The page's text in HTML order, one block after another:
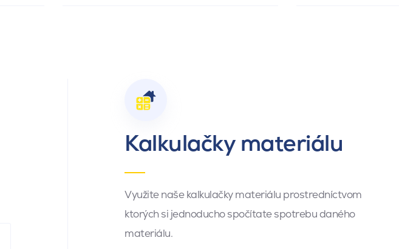
Kalkulačky materiálu
Využite naše kalkulačky materiálu prostredníctvom
ktorých si jednoducho spočítate spotrebu daného
materiálu.